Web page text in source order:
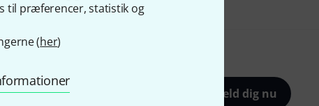
til præferencer, statistik og
(her)
Tilmeld dig nu